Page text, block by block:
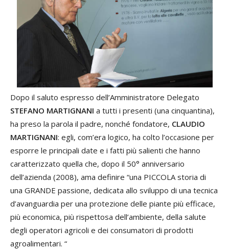
Dopo il saluto espresso dell’Amministratore Delegato
STEFANO MARTIGNANI a tutti i presenti (una cinquantina),
ha preso la parola il padre, nonché fondatore, CLAUDIO
MARTIGNANI: egli, com’era logico, ha colto l’occasione per
esporre le principali date e i fatti più salienti che hanno
caratterizzato quella che, dopo il 50° anniversario
dell’azienda (2008), ama definire “una PICCOLA storia di
una GRANDE passione, dedicata allo sviluppo di una tecnica
d’avanguardia per una protezione delle piante più efficace,
più economica, più rispettosa dell’ambiente, della salute
degli operatori agricoli e dei consumatori di prodotti
agroalimentari. “